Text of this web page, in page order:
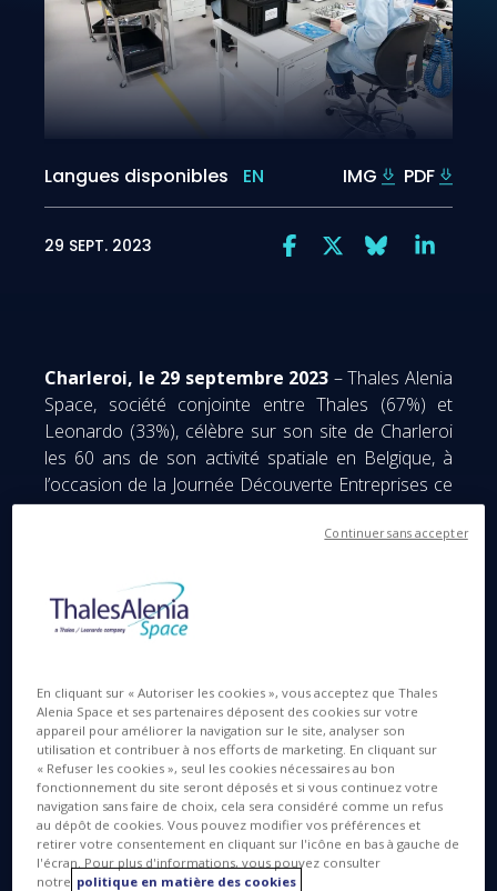
Langues disponibles EN IMG PDF
29 SEPT. 2023
Charleroi, le 29 septembre 2023 – Thales Alenia
Space, société conjointe entre Thales (67%) et
Leonardo (33%), célèbre sur son site de Charleroi
les 60 ans de son activité spatiale en Belgique, à
l’occasion de la Journée Découverte Entreprises ce
dimanche 1er octobre, en présence de
représentants politiques de la région, de ses
partenaires ainsi que des acteurs de l’écosystème
économique local. Thales Alenia Space bénéficie
d’un ancrage très solide à Charleroi qui constitue le
En cliquant sur « Autoriser les cookies », vous acceptez que Thales
Alenia Space et ses partenaires déposent des cookies sur votre
appareil pour améliorer la navigation sur le site, analyser son
utilisation et contribuer à nos efforts de marketing. En cliquant sur
« Refuser les cookies », seul les cookies nécessaires au bon
fonctionnement du site seront déposés et si vous continuez votre
navigation sans faire de choix, cela sera considéré comme un refus
au dépôt de cookies. Vous pouvez modifier vos préférences et
retirer votre consentement en cliquant sur l'icône en bas à gauche de
l'écran. Pour plus d'informations, vous pouvez consulter
notre politique en matière des cookies
Continuer sans accepter